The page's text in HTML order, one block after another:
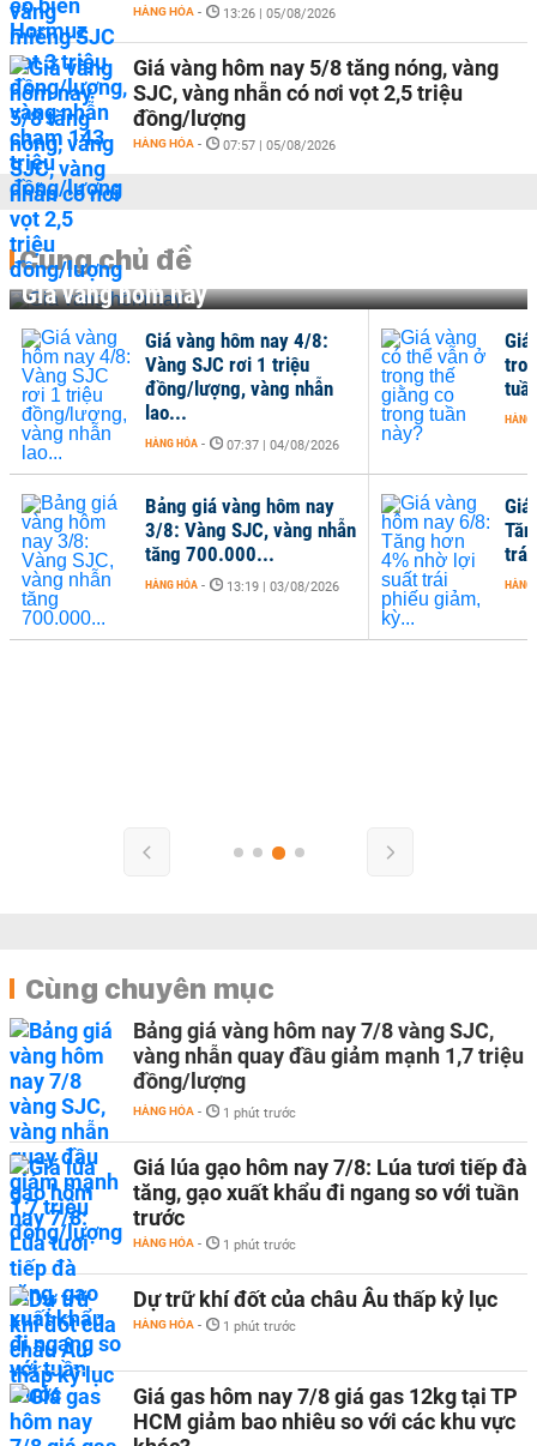
HÀNG HÓA - 13:26 | 05/08/2026
Giá vàng hôm nay 5/8 tăng nóng, vàng
SJC, vàng nhẫn có nơi vọt 2,5 triệu
đồng/lượng
HÀNG HÓA - 07:57 | 05/08/2026
Cùng chủ đề
Giá vàng hôm nay
trái
HÀNG
Giá vàng hôm nay 4/8:
Vàng SJC rơi 1 triệu
đồng/lượng, vàng nhẫn
lao...
HÀNG HÓA - 07:37 | 04/08/2026
Bảng giá vàng hôm nay
3/8: Vàng SJC, vàng nhẫn
tăng 700.000...
HÀNG HÓA - 13:19 | 03/08/2026
Giá
HÀNG
Cùng chuyên mục
Bảng giá vàng hôm nay 7/8 vàng SJC,
vàng nhẫn quay đầu giảm mạnh 1,7 triệu
đồng/lượng
HÀNG HÓA - 1 phút trước
Giá lúa gạo hôm nay 7/8: Lúa tươi tiếp đà
tăng, gạo xuất khẩu đi ngang so với tuần
trước
HÀNG HÓA - 1 phút trước
Dự trữ khí đốt của châu Âu thấp kỷ lục
HÀNG HÓA - 1 phút trước
Giá gas hôm nay 7/8 giá gas 12kg tại TP
HCM giảm bao nhiêu so với các khu vực